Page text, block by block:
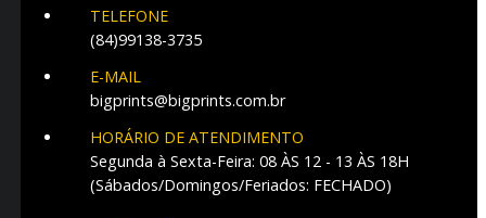
TELEFONE
(84)99138-3735
E-MAIL
bigprints@bigprints.com.br
HORÁRIO DE ATENDIMENTO
Segunda à Sexta-Feira: 08 ÀS 12 - 13 ÀS 18H
(Sábados/Domingos/Feriados: FECHADO)